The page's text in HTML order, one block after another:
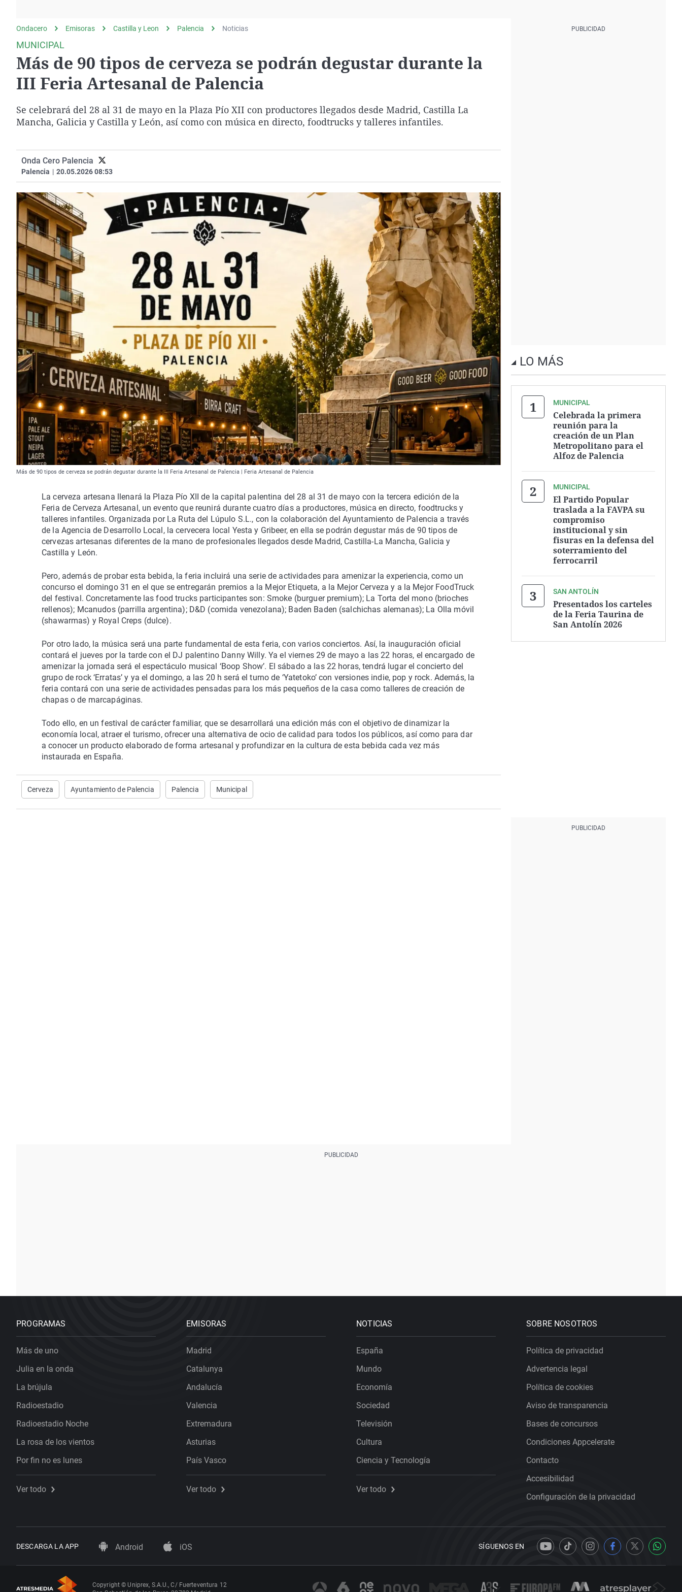
Operación Viuda
Negra
Ondacero Emisoras Castilla y Leon Palencia Noticias
MUNICIPAL
Más de 90 tipos de cerveza se podrán degustar durante la
III Feria Artesanal de Palencia
Se celebrará del 28 al 31 de mayo en la Plaza Pío XII con productores llegados desde Madrid, Castilla La
Mancha, Galicia y Castilla y León, así como con música en directo, foodtrucks y talleres infantiles.
Onda Cero Palencia
Palencia | 20.05.2026 08:53
Más de 90 tipos de cerveza se podrán degustar durante la III Feria Artesanal de Palencia | Feria Artesanal de Palencia
La cerveza artesana llenará la Plaza Pío XII de la capital palentina del 28 al 31 de mayo con la tercera edición de la
Feria de Cerveza Artesanal, un evento que reunirá durante cuatro días a productores, música en directo, foodtrucks y
talleres infantiles. Organizada por La Ruta del Lúpulo S.L., con la colaboración del Ayuntamiento de Palencia a través
de la Agencia de Desarrollo Local, la cervecera local Yesta y Gribeer, en ella se podrán degustar más de 90 tipos de
cervezas artesanas diferentes de la mano de profesionales llegados desde Madrid, Castilla-La Mancha, Galicia y
Castilla y León.
Pero, además de probar esta bebida, la feria incluirá una serie de actividades para amenizar la experiencia, como un
concurso el domingo 31 en el que se entregarán premios a la Mejor Etiqueta, a la Mejor Cerveza y a la Mejor FoodTruck
del festival. Concretamente las food trucks participantes son: Smoke (burguer premium); La Torta del mono (brioches
rellenos); Mcanudos (parrilla argentina); D&D (comida venezolana); Baden Baden (salchichas alemanas); La Olla móvil
(shawarmas) y Royal Creps (dulce).
Por otro lado, la música será una parte fundamental de esta feria, con varios conciertos. Así, la inauguración oficial
contará el jueves por la tarde con el DJ palentino Danny Willy. Ya el viernes 29 de mayo a las 22 horas, el encargado de
amenizar la jornada será el espectáculo musical ‘Boop Show’. El sábado a las 22 horas, tendrá lugar el concierto del
grupo de rock ‘Erratas’ y ya el domingo, a las 20 h será el turno de ‘Yatetoko’ con versiones indie, pop y rock. Además, la
feria contará con una serie de actividades pensadas para los más pequeños de la casa como talleres de creación de
chapas o de marcapáginas.
Todo ello, en un festival de carácter familiar, que se desarrollará una edición más con el objetivo de dinamizar la
economía local, atraer el turismo, ofrecer una alternativa de ocio de calidad para todos los públicos, así como para dar
a conocer un producto elaborado de forma artesanal y profundizar en la cultura de esta bebida cada vez más
instaurada en España.
Cerveza Ayuntamiento de Palencia Palencia Municipal
LO MÁS
MUNICIPAL
Celebrada la primera
reunión para la
creación de un Plan
Metropolitano para el
Alfoz de Palencia
MUNICIPAL
El Partido Popular
traslada a la FAVPA su
compromiso
institucional y sin
fisuras en la defensa del
soterramiento del
ferrocarril
SAN ANTOLÍN
Presentados los carteles
de la Feria Taurina de
San Antolín 2026
PROGRAMAS
Más de uno
Julia en la onda
La brújula
Radioestadio
Radioestadio Noche
La rosa de los vientos
Por fin no es lunes
Ver todo
EMISORAS
Madrid
Catalunya
Andalucía
Valencia
Extremadura
Asturias
País Vasco
Ver todo
NOTICIAS
España
Mundo
Economía
Sociedad
Televisión
Cultura
Ciencia y Tecnología
Ver todo
SOBRE NOSOTROS
Política de privacidad
Advertencia legal
Política de cookies
Aviso de transparencia
Bases de concursos
Condiciones Appcelerate
Contacto
Accesibilidad
Configuración de la privacidad
DESCARGA LA APP Android iOS SÍGUENOS EN
Copyright © Uniprex, S.A.U., C/ Fuerteventura 12